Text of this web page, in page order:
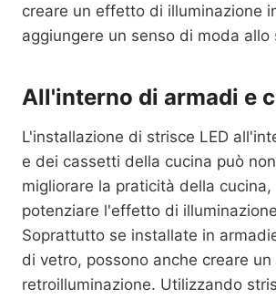
creare un effetto di illuminazione
aggiungere un senso di moda allo
All'interno di armadi e
L'installazione di strisce LED
e dei cassetti della cucina può
migliorare la praticità della cucina,
potenziare l'effetto di
Soprattutto se installate in
di vetro, possono anche creare
retroilluminazione. Utilizzando